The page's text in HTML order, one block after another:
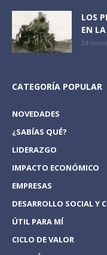
LOS
EN
24
CATEGORÍA POPULAR
NOVEDADES
¿SABÍAS QUÉ?
LIDERAZGO
IMPACTO ECONÓMICO
EMPRESAS
DESARROLLO SOCIAL Y
ÚTIL PARA MÍ
CICLO DE VALOR